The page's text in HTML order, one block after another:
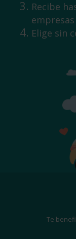
Recibe
Elige sin
Te